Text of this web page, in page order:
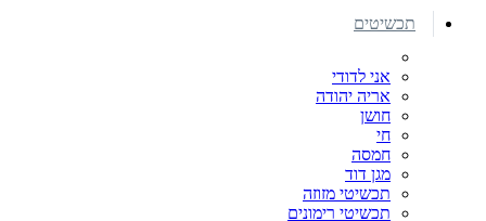
תכשיטים
אני לדודי
אריה יהודה
חושן
חי
חמסה
מגן דוד
תכשיטי מזוזה
תכשיטי רימונים